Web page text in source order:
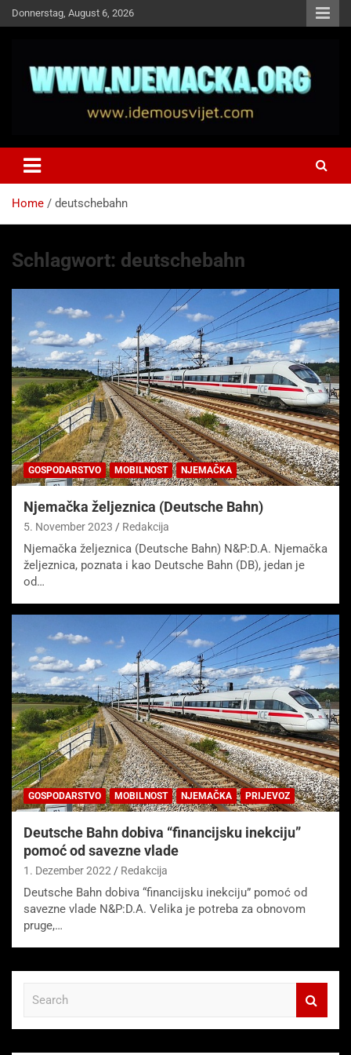
Skip
to
Donnerstag, August 6, 2026
Idemo u Svijet-Njemacka!
Home deutschebahn
Schlagwort: deutschebahn
GOSPODARSTVO MOBILNOST NJEMAČKA
Njemačka željeznica (Deutsche Bahn)
5. November 2023 Redakcija
Njemačka željeznica (Deutsche Bahn) N&P:D.A. Njemačka
željeznica, poznata i kao Deutsche Bahn (DB), jedan je
od…
GOSPODARSTVO MOBILNOST NJEMAČKA PRIJEVOZ
Deutsche Bahn dobiva “financijsku inekciju”
pomoć od savezne vlade
1. Dezember 2022 Redakcija
Deutsche Bahn dobiva “financijsku inekciju” pomoć od
savezne vlade N&P:D.A. Velika je potreba za obnovom
pruge,…